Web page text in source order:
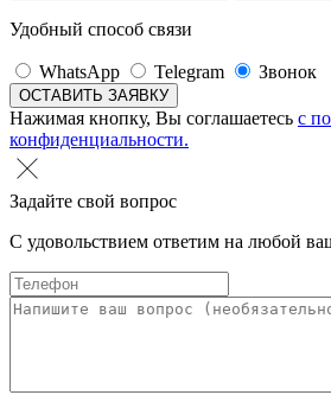
Удобный способ связи
WhatsApp Telegram Звонок
Нажимая кнопку, Вы соглашаетесь с
конфиденциальности.
Задайте свой вопрос
С удовольствием ответим на любой